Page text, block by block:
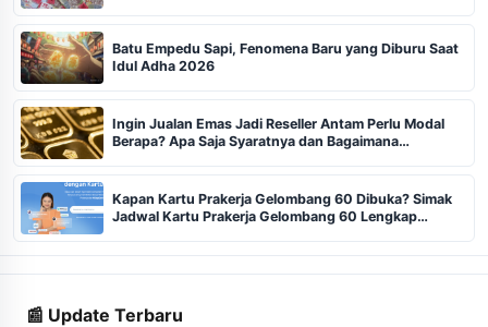
Batu Empedu Sapi, Fenomena Baru yang Diburu Saat
Idul Adha 2026
Ingin Jualan Emas Jadi Reseller Antam Perlu Modal
Berapa? Apa Saja Syaratnya dan Bagaimana
Kapan Kartu Prakerja Gelombang 60 Dibuka? Simak
Jadwal Kartu Prakerja Gelombang 60 Lengkap
📰 Update Terbaru